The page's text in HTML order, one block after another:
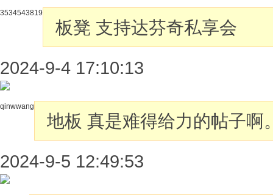
3534543819
板凳 支持达芬奇私享会
2024-9-4 17:10:13
qinwwang
地板 真是难得给力的帖子啊
2024-9-5 12:49:53